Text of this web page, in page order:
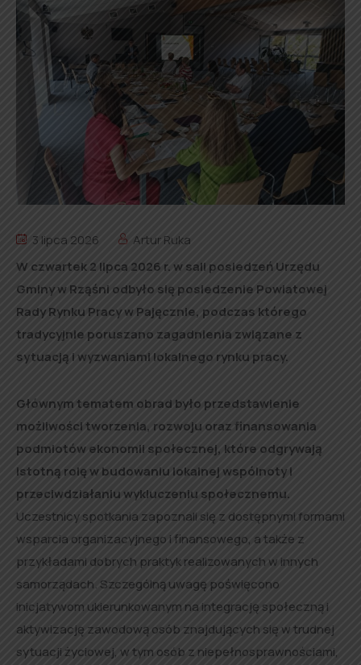
3 lipca 2026
Artur Ruka
W czwartek 2 lipca 2026 r. w sali posiedzeń Urzędu
Gminy w Rząśni odbyło się posiedzenie Powiatowej
Rady Rynku Pracy w Pajęcznie, podczas którego
tradycyjnie poruszano zagadnienia związane z
sytuacją i wyzwaniami lokalnego rynku pracy.
Głównym tematem obrad było przedstawienie
możliwości tworzenia, rozwoju oraz finansowania
podmiotów ekonomii społecznej, które odgrywają
istotną rolę w budowaniu lokalnej wspólnoty i
przeciwdziałaniu wykluczeniu społecznemu.
Uczestnicy spotkania zapoznali się z dostępnymi formami
wsparcia organizacyjnego i finansowego, a także z
przykładami dobrych praktyk realizowanych w innych
samorządach. Szczególną uwagę poświęcono
inicjatywom ukierunkowanym na integrację społeczną i
aktywizację zawodową osób znajdujących się w trudnej
sytuacji życiowej, w tym osób z niepełnosprawnościami,